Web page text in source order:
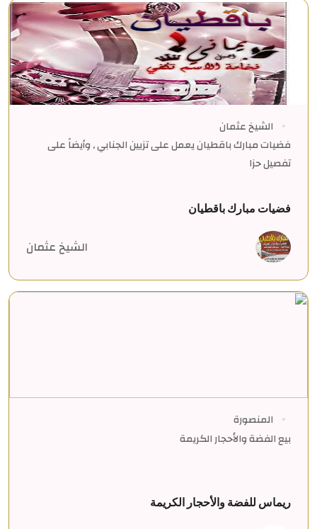
الشيخ عثمان
فضيات مبارك باقطيان يعمل على تزيين الجنابي , وأيضاً على
تفصيل حزا
فضيات مبارك باقطيان
الشيخ عثمان
المنصورة
بيع الفضة والأحجار الكريمة
ريماس للفضة والأحجار الكريمة